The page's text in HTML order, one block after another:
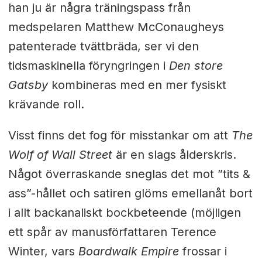
han ju är några träningspass från
medspelaren Matthew McConaugheys
patenterade tvättbräda, ser vi den
tidsmaskinella föryngringen i Den store
Gatsby kombineras med en mer fysiskt
krävande roll.
Visst finns det fog för misstankar om att The
Wolf of Wall Streetär en slags ålderskris.
Något överraskande sneglas det mot ”tits &
ass”-hållet och satiren glöms emellanåt bort
i allt backanaliskt bockbeteende (möjligen
ett spår av manusförfattaren Terence
Winter, vars Boardwalk Empirefrossar i